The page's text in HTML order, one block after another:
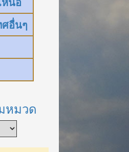
อื่นๆ
หมวด